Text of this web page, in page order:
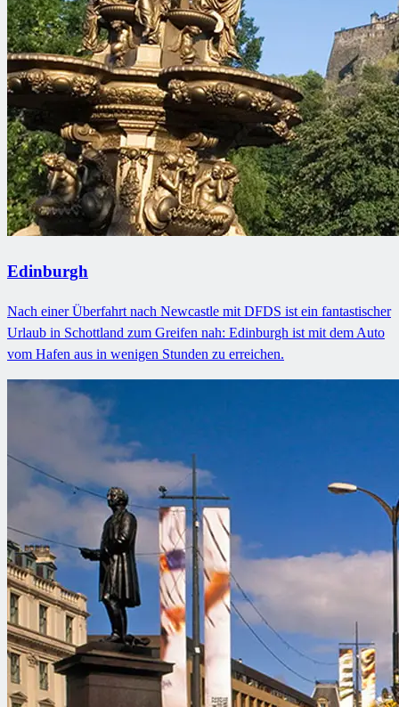
Edinburgh
Nach einer Überfahrt nach Newcastle mit DFDS ist ein fantastischer
Urlaub in Schottland zum Greifen nah: Edinburgh ist mit dem Auto
vom Hafen aus in wenigen Stunden zu erreichen.